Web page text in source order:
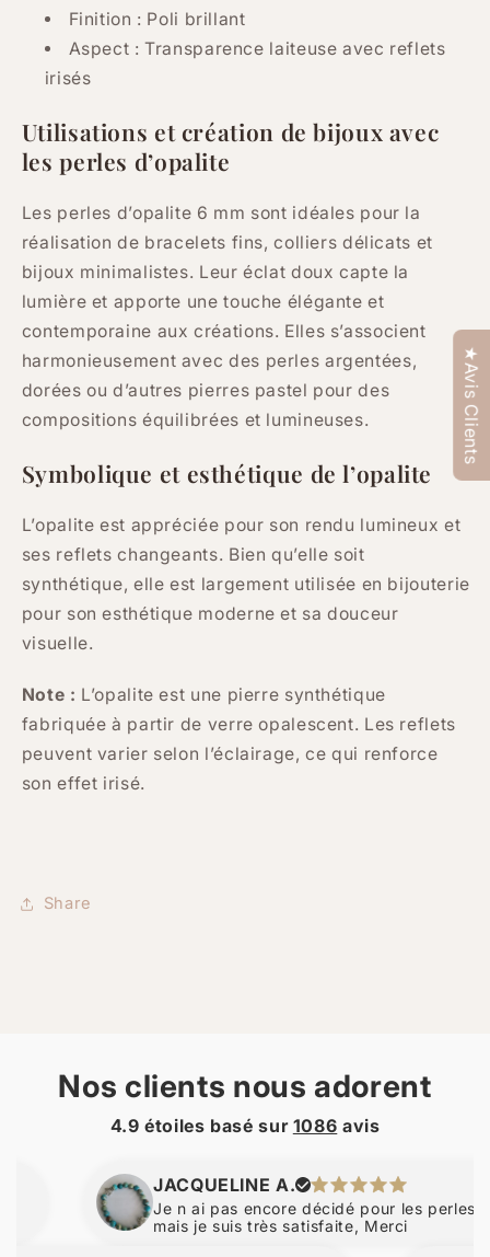
Finition : Poli brillant
Aspect : Transparence laiteuse avec reflets
irisés
Utilisations et création de bijoux avec
les perles d’opalite
Les perles d’opalite 6 mm sont idéales pour la
réalisation de bracelets fins, colliers délicats et
bijoux minimalistes. Leur éclat doux capte la
lumière et apporte une touche élégante et
contemporaine aux créations. Elles s’associent
harmonieusement avec des perles argentées,
dorées ou d’autres pierres pastel pour des
compositions équilibrées et lumineuses.
Symbolique et esthétique de l’opalite
L’opalite est appréciée pour son rendu lumineux et
ses reflets changeants. Bien qu’elle soit
synthétique, elle est largement utilisée en bijouterie
pour son esthétique moderne et sa douceur
visuelle.
Note : L’opalite est une pierre synthétique
fabriquée à partir de verre opalescent. Les reflets
peuvent varier selon l’éclairage, ce qui renforce
son effet irisé.
Share
Nos clients nous adorent
4.9 étoiles basé sur 1086 avis
JACQUELINE A.
Je n ai pas encore décidé pour les perles d
mais je suis très satisfaite, Merci
★Avis Clients